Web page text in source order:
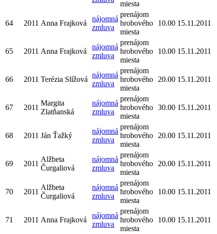
miesta
64 2011 Anna Frajková
nájomná
zmluva
prenájom
hrobového
miesta
10.00 15.11.2011
65 2011 Anna Frajková
nájomná
zmluva
prenájom
hrobového
miesta
10.00 15.11.2011
66 2011 Terézia Slížová
nájomná
zmluva
prenájom
hrobového
miesta
20.00 15.11.2011
67 2011
Margita
Zlatňanská
nájomná
zmluva
prenájom
hrobového
miesta
30.00 15.11.2011
68 2011 Ján Ťažký
nájomná
zmluva
prenájom
hrobového
miesta
20.00 15.11.2011
69 2011
Alžbeta
Čurgaliová
nájomná
zmluva
prenájom
hrobového
miesta
20.00 15.11.2011
70 2011
Alžbeta
Čurgaliová
nájomná
zmluva
prenájom
hrobového
miesta
10.00 15.11.2011
71 2011 Anna Frajková
nájomná
zmluva
prenájom
hrobového
miesta
10.00 15.11.2011